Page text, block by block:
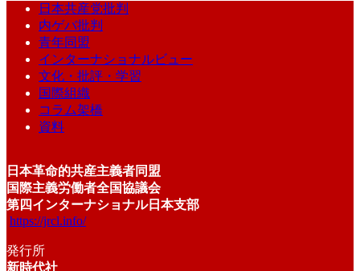
日本共産党批判
内ゲバ批判
青年同盟
インターナショナルビュー
文化・批評・学習
国際組織
コラム架橋
資料
日本革命的共産主義者同盟
国際主義労働者全国協議会
第四インターナショナル日本支部
https://jrcl.info/
発行所
新時代社